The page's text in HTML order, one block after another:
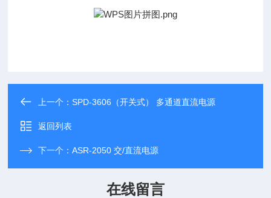
上一个：SPD-3606（开关式） 多通道直流电源
返回列表
下一个：ASR-2050 交/直流电源
在线留言